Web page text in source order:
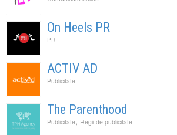
On Heels PR
PR
ACTIV AD
Publicitate
The Parenthood
Publicitate, Regii de publicitate